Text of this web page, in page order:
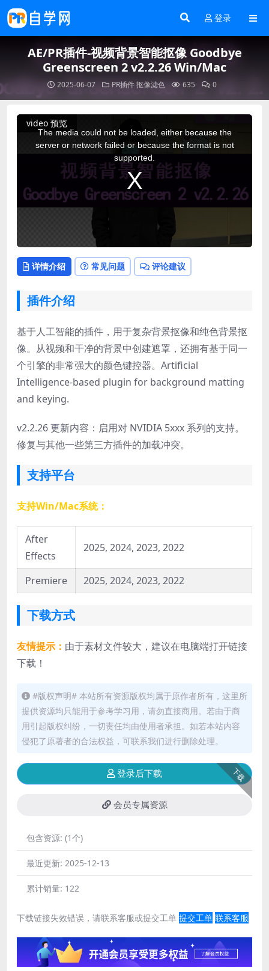
登录
AE/PR插件-视频背景智能抠像 Goodbye
Greenscreen 2 v2.2.26 Win/Mac
2025-06-07 PR插件抠像滤色 635 0
video 预览
This
The media could not be loaded, either because the
server or network failed or because the format is not
supported.
详情介绍 常见问题 评论建议
插件介绍
基于人工智能的插件，用于复杂背景抠像和纯色背景抠
像。从视频和干净的背景中创建遮罩，还拥有基于同一
个引擎的非常强大的颜色键控器。Artificial
Intelligence-based plugin for background matting
and keying.
v2.2.26 更新内容：启用对 NVIDIA 5xxx 系列的支持。
修复与其他一些第三方插件的加载冲突。
支持平台
支持Win/Mac系统：
After
Effects
2025, 2024, 2023, 2022
Premiere 2025, 2024, 2023, 2022
下载方式
友情提示： 由于素材文件较大，建议在电脑端打开链接
下载！
#版权声明# 本站所有资源版权均属于原作者所有，这里所
提供资源均只能用于参考学习用，请勿直接商用。若由于商
用引起版权纠纷，一切责任均由使用者承担。如若本站内容
侵犯了原著者的合法权益，可联系我们进行删除处理。
下载
登录后下载
会员专属资源
包含资源: (1个)
最近更新: 2025-12-13
累计销量: 122
下载链接失效错误，请联系客服或提交工单 提交工单 联系客服